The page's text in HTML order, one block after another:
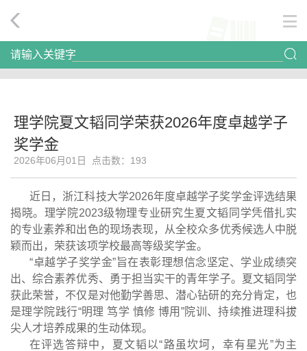
请输入关键字
理学院夏文韬同学荣获2026年度卓越学子
奖学金
2026年06月01日 点击数： 193
近日，浙江科技大学2026年度卓越学子奖学金评选结果
揭晓。理学院2023级物理专业研究生夏文韬同学凭借扎实
的专业素养和出色的现场表现，从全校众多优秀候选人中脱
颖而出，荣获该项学校最高等级奖学金。
“卓越学子奖学金”旨在表彰理想信念坚定、学业成绩突
出、综合素养优秀、勇于担当实干的青年学子。夏文韬同学
获此荣誉，不仅是对他勤学善思、潜心钻研的充分肯定，也
是理学院践行“明理 笃学 慎修 博用”院训、持续推进理科拔
尖人才培养成果的生动体现。
在评选答辩中，夏文韬以“路虽坎坷，幸有星光”为主